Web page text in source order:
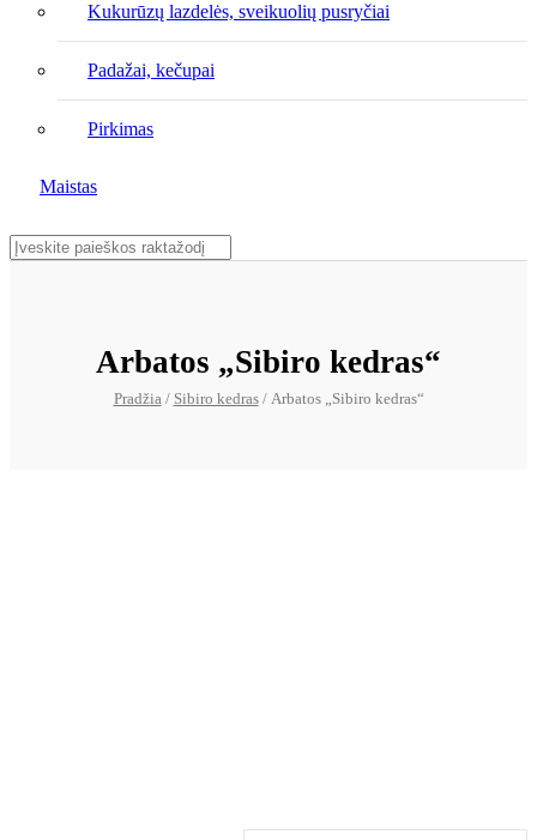
Kukurūzų lazdelės, sveikuolių pusryčiai
Padažai, kečupai
Pirkimas
Maistas
Arbatos „Sibiro kedras“
Pradžia/ Sibiro kedras/ Arbatos „Sibiro kedras“